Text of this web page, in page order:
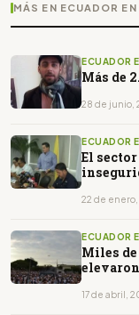
MÁS EN ECUADOR
ECUADOR
Más de
28 de junio,
ECUADOR
El
22 de
ECUADOR
Miles
17 de abril,